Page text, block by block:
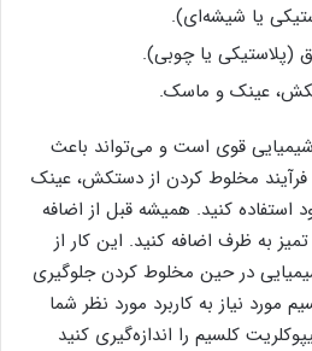
یا شیشه‌ای).
یا چوبی).
عینک و ماسک.
قوی است و می‌تواند باعث
مخلوط کردن از دستکش، عینک
کنید. همیشه قبل از اضافه
به ظرف اضافه کنید. این کار از
در حین مخلوط کردن جلوگیری
مورد نیاز به کاربرد مورد نظر شما
کلسیم را اندازه‌گیری کنید